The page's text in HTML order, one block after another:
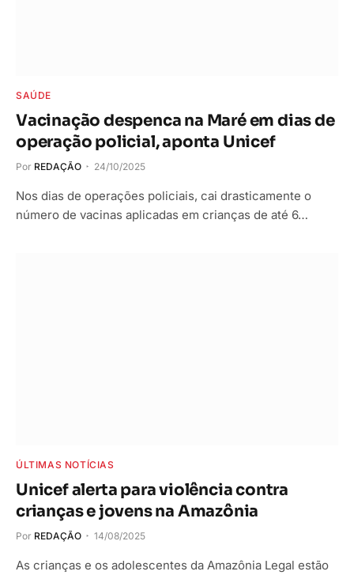
SAÚDE
Vacinação despenca na Maré em dias de
operação policial, aponta Unicef
Por REDAÇÃO 24/10/2025
Nos dias de operações policiais, cai drasticamente o
número de vacinas aplicadas em crianças de até 6…
ÚLTIMAS NOTÍCIAS
Unicef alerta para violência contra
crianças e jovens na Amazônia
Por REDAÇÃO 14/08/2025
As crianças e os adolescentes da Amazônia Legal estão